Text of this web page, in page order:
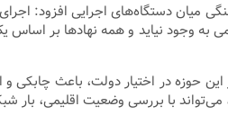
میان دستگاه‌های اجرایی افزود:
به وجود نیاید و همه نهادها بر
این حوزه در اختیار دولت، باعث
با بررسی وضعیت اقلیمی، بار